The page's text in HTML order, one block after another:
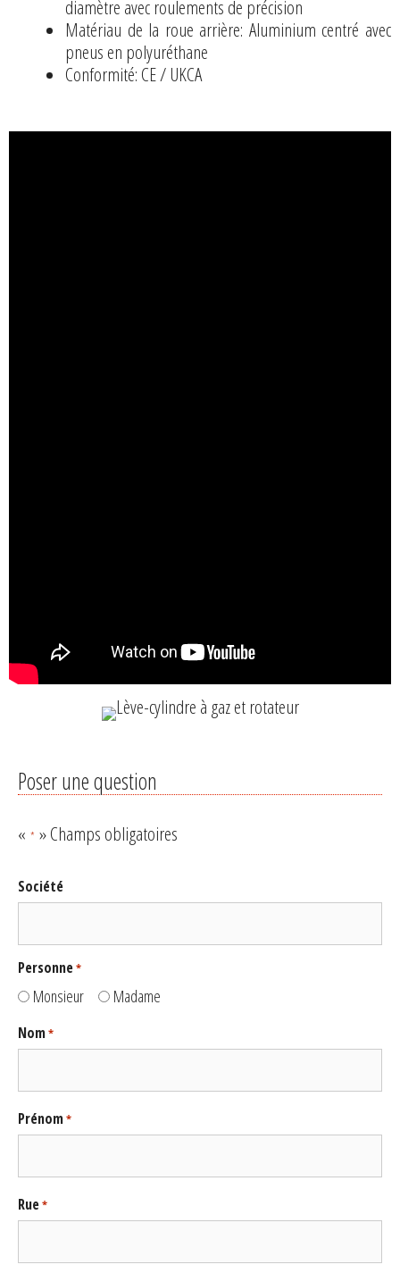
diamètre avec roulements de précision
Matériau de la roue arrière: Aluminium centré avec
pneus en polyuréthane
Conformité: CE / UKCA
Poser une question
« * » Champs obligatoires
Société
Personne*
Monsieur Madame
Nom*
Prénom*
Rue*